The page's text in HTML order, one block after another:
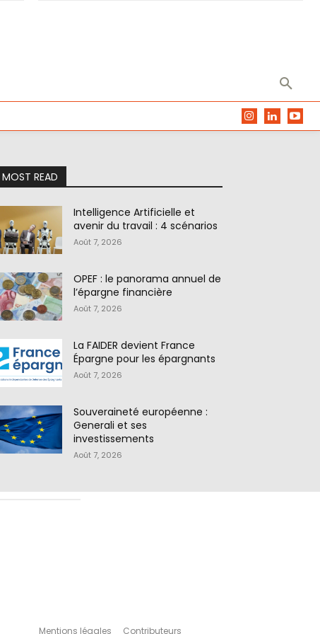
MOST READ
Intelligence Artificielle et
avenir du travail : 4 scénarios
Août 7, 2026
OPEF : le panorama annuel de
l’épargne financière
Août 7, 2026
La FAIDER devient France
Épargne pour les épargnants
Août 7, 2026
Souveraineté européenne :
Generali et ses
investissements
Août 7, 2026
Mentions légales Contributeurs